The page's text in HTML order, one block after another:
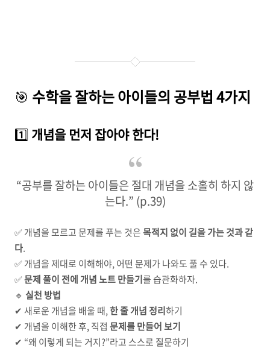
🎯 수학을 잘하는 아이들의 공부법 4가지
1️⃣ 개념을 먼저 잡아야 한다!
“공부를 잘하는 아이들은 절대 개념을 소홀히 하지 않
는다.” (p.39)
✅ 개념을 모르고 문제를 푸는 것은목적지 없이 길을 가는 것과 같
다.
✅ 개념을 제대로 이해해야, 어떤 문제가 나와도 풀 수 있다.
✅문제 풀이 전에 개념 노트 만들기를 습관화하자.
🔹 실천 방법
✔ 새로운 개념을 배울 때,한 줄 개념 정리하기
✔ 개념을 이해한 후, 직접 문제를 만들어 보기
✔ “왜 이렇게 되는 거지?”라고 스스로 질문하기